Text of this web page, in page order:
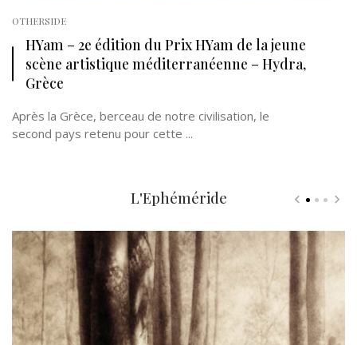
OTHERSIDE
HYam – 2e édition du Prix HYam de la jeune
scène artistique méditerranéenne – Hydra,
Grèce
Après la Grèce, berceau de notre civilisation, le
second pays retenu pour cette ...
L'Ephéméride